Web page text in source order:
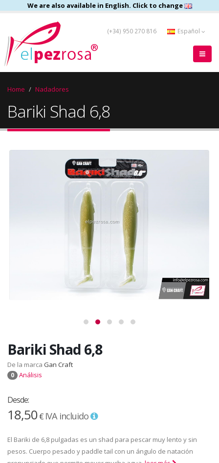
We are also available in English. Click to change
(+34) 950 270 816 Español
Home Nadadores
Bariki Shad 6,8
Bariki Shad 6,8
De la marca Gan Craft
0 Análisis
Desde:
18,50€ IVA incluido
El Bariki de 6,8 pulgadas es un shad para pescar muy lento y sin
pesos. Cuerpo pesado y paddle tail con un ángulo de natación